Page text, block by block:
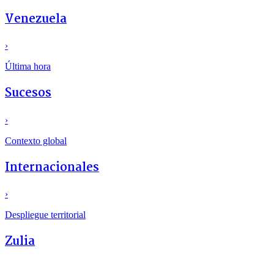
Venezuela
›
Última hora
Sucesos
›
Contexto global
Internacionales
›
Despliegue territorial
Zulia